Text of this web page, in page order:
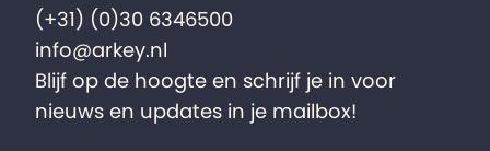
(+31) (0)30 6346500
info@arkey.nl
Blijf op de hoogte en schrijf je in voor
nieuws en updates in je mailbox!